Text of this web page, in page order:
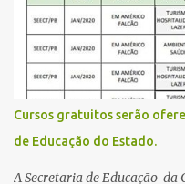
Direito de solicitar a isenção
inscrição do exame para os
ano do ensino médio em
Usina Cultural tem fim de
solidário Governo da Paraíba
mais convocações devem
Faculdade Três Marias
seguem abertas para novos
Cursos gratuitos serão
de Educação do Estado.
A Secretaria de Educação da